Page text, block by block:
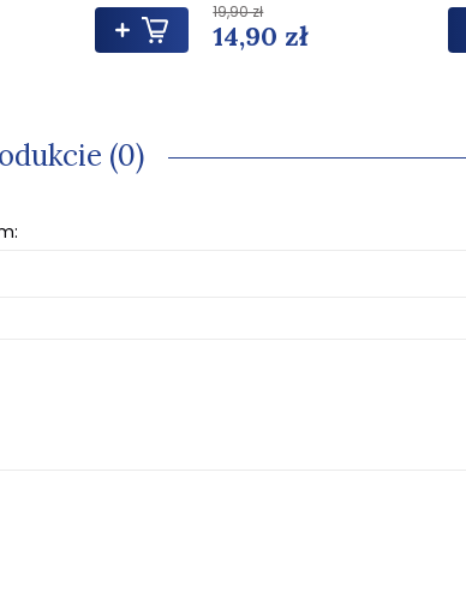
14,90 zł
19,90 zł
(0)